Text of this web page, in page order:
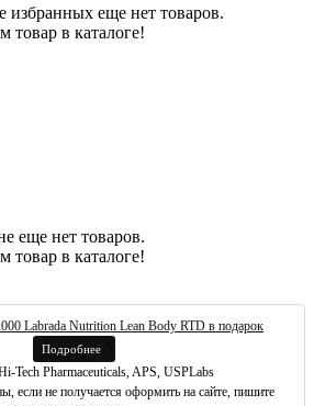
еще нет товаров.
в каталоге!
еще нет товаров.
в каталоге!
Labrada Nutrition Lean Body RTD в подарок
Подробнее
Tech Pharmaceuticals, APS, USPLabs
если не получается оформить на сайте, пишите